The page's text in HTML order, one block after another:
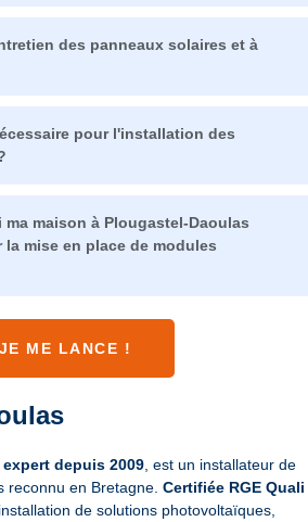
des panneaux solaires et à
pour l'installation des
ma maison à Plougastel-Daoulas
mise en place de modules
JE ME LANCE !
expert depuis 2009 , est un installateur de
reconnu en Bretagne. Certifiée RGE Quali
de solutions photovoltaïques,